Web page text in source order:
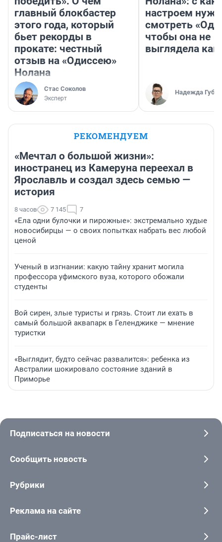
главный блокбастер
этого года, который
бьет рекорды в
прокате: честный
отзыв на «Одиссею»
Нолана
Стас Соколов
Эксперт
настроем
смотреть
чтобы она не
выглядела как
Надежда
РЕКОМЕНДУЕМ
«Мечтал о большой жизни»:
иностранец из Камеруна переехал в
Ярославль и создал здесь семью —
история
8 часов 7 145 7
«Ела одни булочки и пирожные»: экстремально худые
новосибирцы — о своих попытках набрать вес любой
ценой
Ученый в изгнании: какую тайну хранит могила
профессора уфимского вуза, которого обожали
студенты
Вой сирен, злые туристы и грязь. Стоит ли ехать в
самый большой аквапарк в Геленджике — мнение
туристки
«Выглядит, будто сейчас развалится»: ребенка из
Австралии шокировало состояние зданий в
Приморье
Подписаться на новости
Сообщить новость
Рубрики
Реклама на сайте
Прайс-лист